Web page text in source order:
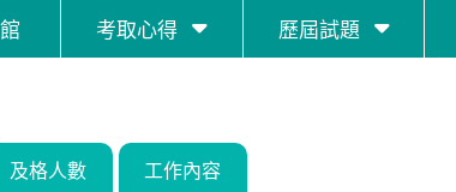
考取心得 歷屆試題
及格人數 工作內容